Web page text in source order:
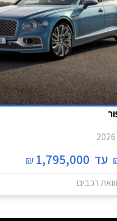
2026
עד 1,795,000
₪
רכבים